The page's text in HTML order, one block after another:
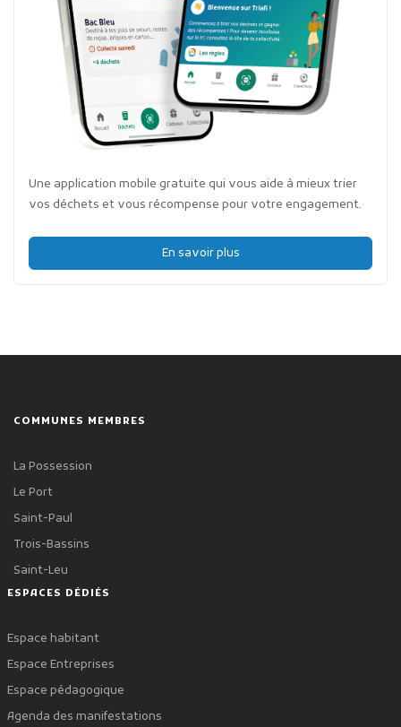
Une application mobile gratuite qui vous aide à mieux trier
vos déchets et vous récompense pour votre engagement.
En savoir plus
COMMUNES MEMBRES
La Possession
Le Port
Saint-Paul
Trois-Bassins
Saint-Leu
ESPACES DÉDIÉS
Espace habitant
Espace Entreprises
Espace pédagogique
Agenda des manifestations